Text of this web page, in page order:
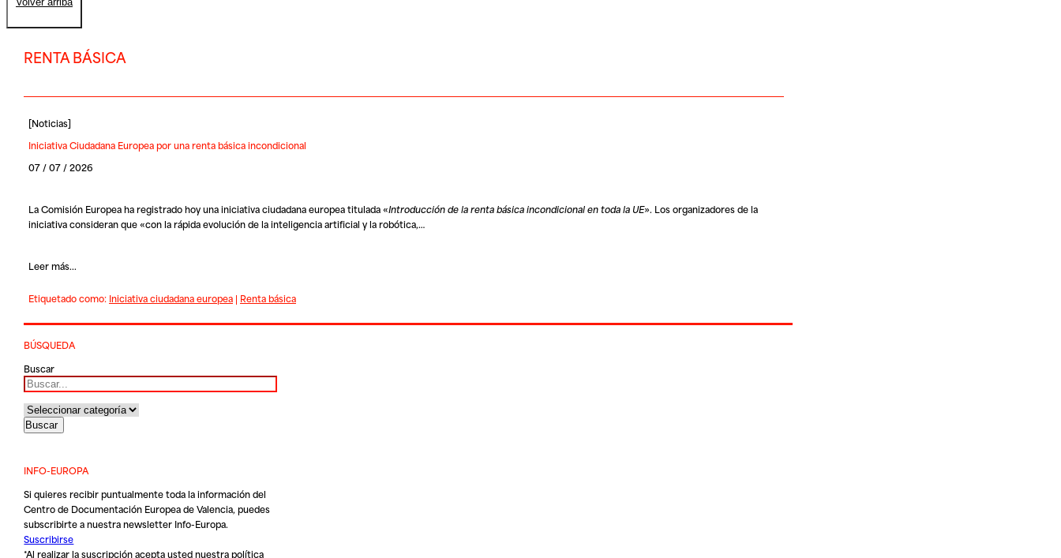
RENTA BÁSICA
[Noticias]
Iniciativa Ciudadana Europea por una renta básica incondicional
07 / 07 / 2026
La Comisión Europea ha registrado hoy una iniciativa ciudadana europea titulada «Introducción de la renta básica incondicional en toda la UE». Los organizadores de la
iniciativa consideran que «con la rápida evolución de la inteligencia artificial y la robótica,…
Leer más...
Etiquetado como: Iniciativa ciudadana europea| Renta básica
BÚSQUEDA
Buscar
INFO-EUROPA
Si quieres recibir puntualmente toda la información del
Centro de Documentación Europea de Valencia, puedes
subscribirte a nuestra newsletter Info-Europa.
Suscribirse
*Al realizar la suscripción acepta usted nuestrapolítica